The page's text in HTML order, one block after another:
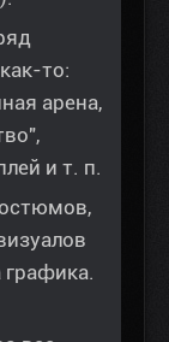
то:
арена,
и т. п.
графика.